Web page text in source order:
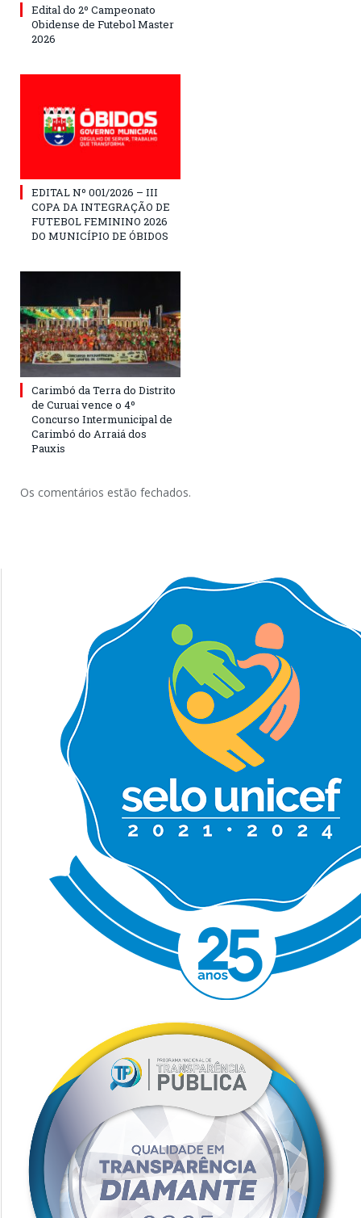
Edital do 2º Campeonato
Obidense de Futebol Master
2026
EDITAL Nº 001/2026 – III
COPA DA INTEGRAÇÃO DE
FUTEBOL FEMININO 2026
DO MUNICÍPIO DE ÓBIDOS
Carimbó da Terra do Distrito
de Curuai vence o 4º
Concurso Intermunicipal de
Carimbó do Arraiá dos
Pauxis
Os comentários estão fechados.